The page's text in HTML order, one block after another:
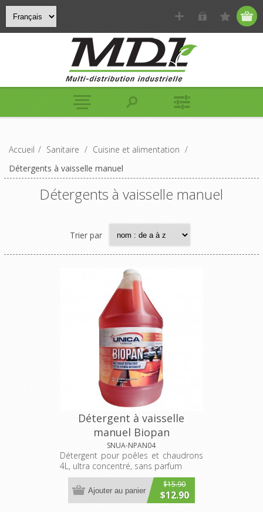
Accueil / Sanitaire / Cuisine et alimentation /
Détergents à vaisselle manuel
Détergents à vaisselle manuel
Trier par
Détergent à vaisselle
manuel Biopan
SNUA-NPAN04
Détergent pour poêles et chaudrons
4L, ultra concentré, sans parfum
$15.90
$12.90
Ajouter au panier